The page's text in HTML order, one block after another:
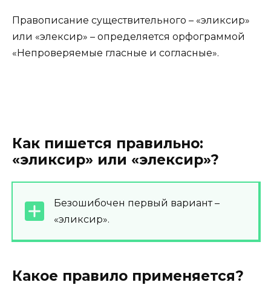
Правописание существительного – «эликсир»
или «элексир» – определяется орфограммой
«Непроверяемые гласные и согласные».
Как пишется правильно:
«эликсир» или «элексир»?
Безошибочен первый вариант –
«эликсир».
Какое правило применяется?